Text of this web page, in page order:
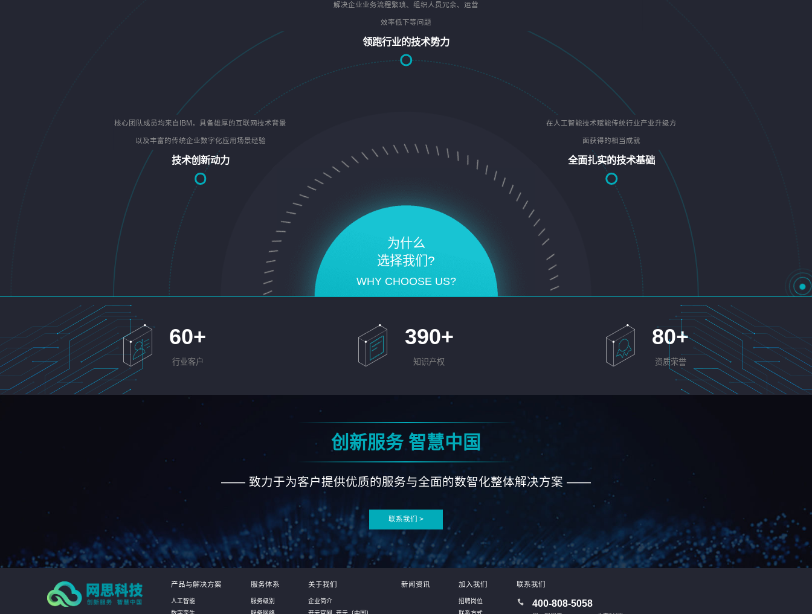
为什么
选择我们?
WHY CHOOSE US?
核心团队成员均来自IBM，具备雄厚的互联网技术背景
以及丰富的传统企业数字化应用场景经验
技术创新动力
解决企业业务流程繁琐、组织人员冗余、运营
效率低下等问题
领跑行业的技术势力
在人工智能技术赋能传统行业产业升级方
面获得的相当成就
全面扎实的技术基础
60+
行业客户
390+
知识产权
80+
资质荣誉
创新服务 智慧中国
—— 致力于为客户提供优质的服务与全面的数智化整体解决方案 ——
联系我们 >
产品与解决方案
人工智能
服务体系
服务级别
关于我们
企业简介
新闻资讯 加入我们
招聘岗位
联系我们
400-808-5058